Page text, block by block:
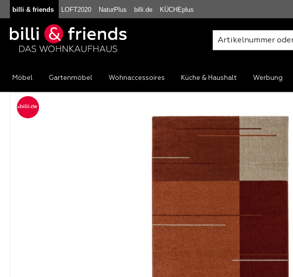
Hauptinhalt springen
Zur Suche springen
Zur Hauptnavigation springen
billi & friends LOFT2020 NaturPlus billi.de KÜCHEplus
Möbel Gartenmöbel Wohnaccessoires Küche & Haushalt Werbung
Bildergalerie überspringen